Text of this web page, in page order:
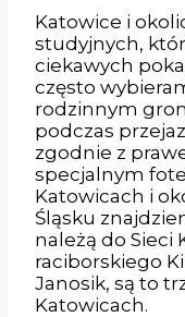
Katowice i
studyjnych,
ciekawych
często
rodzinnym
podczas
zgodnie z
specjalnym
Katowicach i
Śląsku
należą do Sieci
raciborskiego
Janosik, są to
Katowicach.